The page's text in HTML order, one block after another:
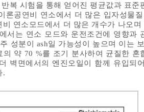
복 시험을 통해 얻어진 평균값과 표
론공연비 연소에서 더 많은 입자성물
비 연소모드에서 더 많은 개수가 나오
서는 연소 모드와 운전조건에 영향과
성분이 ash일 가능성이 높으며 이는
의 약 70 %를 조기 분사하여 균질한
벽면에서의 엔진오일이 함께 유입되
.